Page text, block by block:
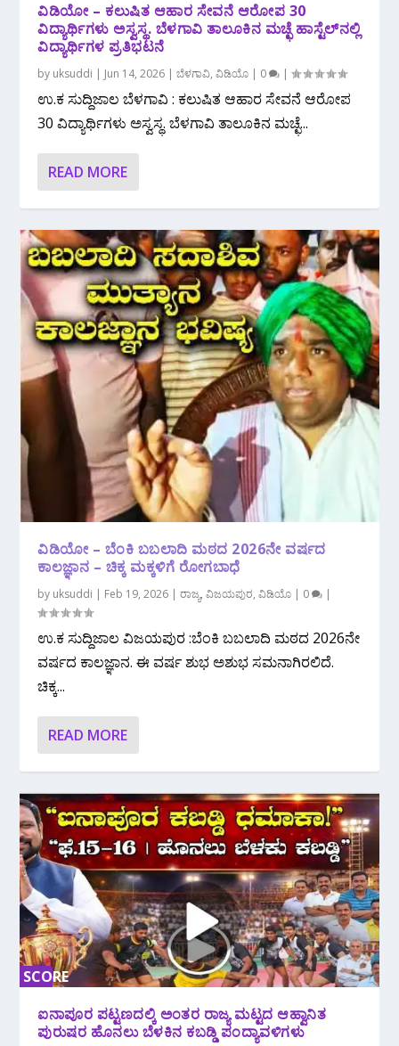
ವಿಡಿಯೋ – ಕಲುಷಿತ ಆಹಾರ ಸೇವನೆ ಆರೋಪ 30
ವಿದ್ಯಾರ್ಥಿಗಳು ಅಸ್ವಸ್ಥ. ಬೆಳಗಾವಿ ತಾಲೂಕಿನ ಮಚ್ಛೆ ಹಾಸ್ಟೆಲ್‌ನಲ್ಲಿ
ವಿದ್ಯಾರ್ಥಿಗಳ ಪ್ರತಿಭಟನೆ
by uksuddi | Jun 14, 2026 |ಬೆಳಗಾವಿ,ವಿಡಿಯೊ | 0 |
ಉ.ಕ ಸುದ್ದಿಜಾಲ ಬೆಳಗಾವಿ : ಕಲುಷಿತ ಆಹಾರ ಸೇವನೆ ಆರೋಪ
30 ವಿದ್ಯಾರ್ಥಿಗಳು ಅಸ್ವಸ್ಥ. ಬೆಳಗಾವಿ ತಾಲೂಕಿನ ಮಚ್ಛೆ...
READ MORE
ವಿಡಿಯೋ‌ – ಬೆಂಕಿ ಬಬಲಾದಿ ಮಠದ 2026ನೇ ವರ್ಷದ
ಕಾಲಜ್ಞಾನ – ಚಿಕ್ಕ ಮಕ್ಕಳಿಗೆ ರೋಗಬಾಧೆ
by uksuddi | Feb 19, 2026 |ರಾಜ್ಯ,ವಿಜಯಪುರ,ವಿಡಿಯೊ | 0 |
ಉ.ಕ ಸುದ್ದಿಜಾಲ ವಿಜಯಪುರ :ಬೆಂಕಿ ಬಬಲಾದಿ ಮಠದ 2026ನೇ
ವರ್ಷದ ಕಾಲಜ್ಞಾನ.‌ ಈ ವರ್ಷ ಶುಭ ಅಶುಭ ಸಮನಾಗಿರಲಿದೆ.
ಚಿಕ್ಕ...
READ MORE
SCORE
ಐನಾಪೂರ ಪಟ್ಟಣದಲ್ಕಿ ಅಂತರ ರಾಜ್ಯ ಮಟ್ಟದ ಆಹ್ವಾನಿತ
ಪುರುಷರ ಹೊನಲು ಬೆಳಕಿನ ಕಬಡ್ಡಿ ಪಂದ್ಯಾವಳಿಗಳು